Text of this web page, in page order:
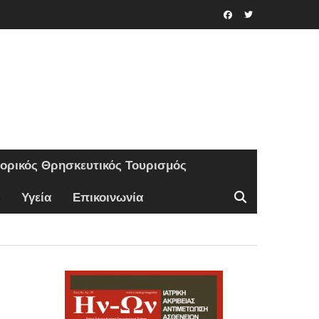
Θρησκευτικός Τουρισμός
Υγεία Επικοινωνία